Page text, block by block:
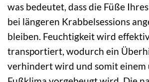
was bedeutet, dass die Füße
bei längeren Krabbelsessions
bleiben. Feuchtigkeit wird
transportiert, wodurch ein
verhindert wird und somit einem